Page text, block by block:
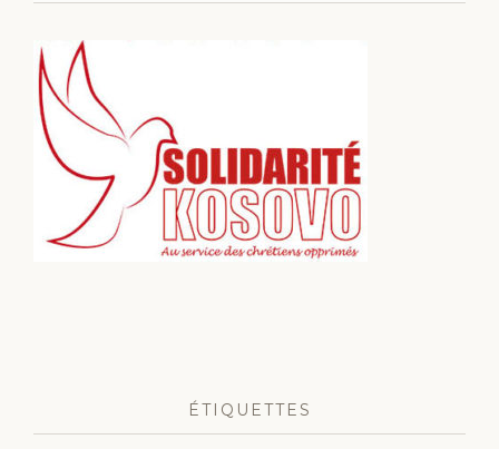
ÉTIQUETTES